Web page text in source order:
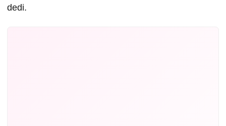
dedi.